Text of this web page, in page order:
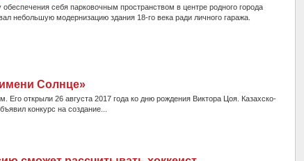
себя парковочным пространством в центре родного города
небольшую модернизацию здания 18-го века ради личного гаража.
Солнце»
открыли 26 августа 2017 года ко дню рождения Виктора Цоя. Казахско-
конкурс на создание...